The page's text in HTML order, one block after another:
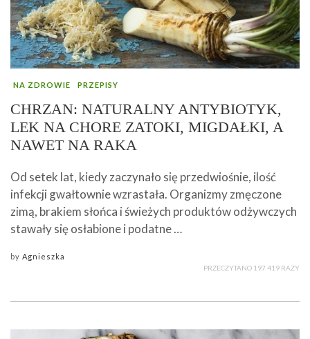
NA ZDROWIE PRZEPISY
CHRZAN: NATURALNY ANTYBIOTYK,
LEK NA CHORE ZATOKI, MIGDAŁKI, A
NAWET NA RAKA
Od setek lat, kiedy zaczynało się przedwiośnie, ilość
infekcji gwałtownie wzrastała. Organizmy zmęczone
zimą, brakiem słońca i świeżych produktów odżywczych
stawały się osłabione i podatne …
by Agnieszka
PRZECZYTANO 197 419 RAZY